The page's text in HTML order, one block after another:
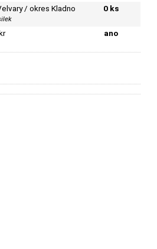
/ okres Kladno 0 ks
ano